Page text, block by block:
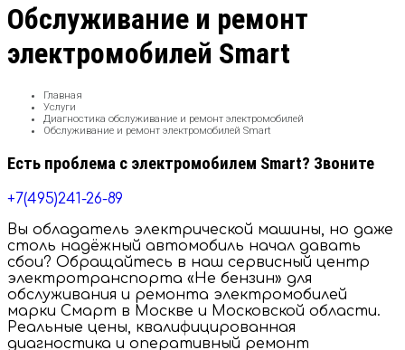
Обслуживание и ремонт
электромобилей Smart
Главная
Услуги
Диагностика обслуживание и ремонт электромобилей
Обслуживание и ремонт электромобилей Smart
Есть проблема с электромобилем Smart? Звоните
+7(495)241-26-89
Вы обладатель электрической машины, но даже
столь надёжный автомобиль начал давать
сбои? Обращайтесь в наш сервисный центр
электротранспорта «Не бензин» для
обслуживания и ремонта электромобилей
марки Смарт в Москве и Московской области.
Реальные цены, квалифицированная
диагностика и оперативный ремонт